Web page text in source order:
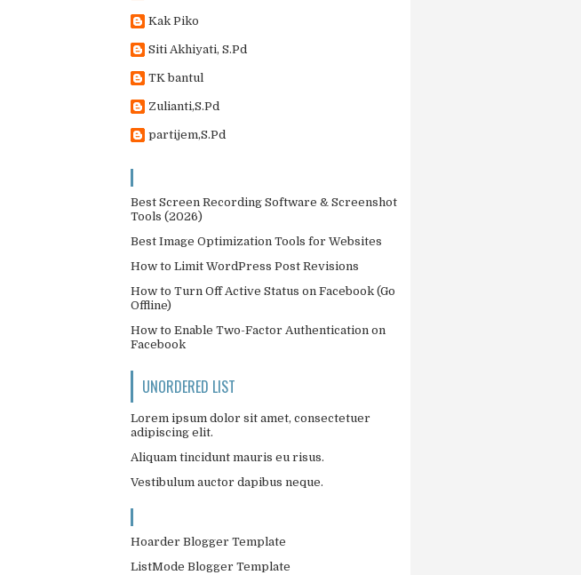
Kak Piko
Siti Akhiyati, S.Pd
TK bantul
Zulianti,S.Pd
partijem,S.Pd
Best Screen Recording Software & Screenshot
Tools (2026)
Best Image Optimization Tools for Websites
How to Limit WordPress Post Revisions
How to Turn Off Active Status on Facebook (Go
Offline)
How to Enable Two-Factor Authentication on
Facebook
UNORDERED LIST
Lorem ipsum dolor sit amet, consectetuer
adipiscing elit.
Aliquam tincidunt mauris eu risus.
Vestibulum auctor dapibus neque.
Hoarder Blogger Template
ListMode Blogger Template